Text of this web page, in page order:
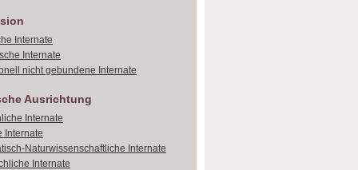
Internate
Internate
nicht gebundene Internate
Ausrichtung
Internate
Internate
Naturwissenschaftliche Internate
Internate